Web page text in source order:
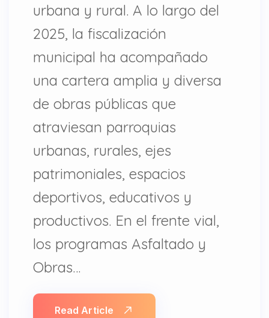
urbana y rural. A lo largo del
2025, la fiscalización
municipal ha acompañado
una cartera amplia y diversa
de obras públicas que
atraviesan parroquias
urbanas, rurales, ejes
patrimoniales, espacios
deportivos, educativos y
productivos. En el frente vial,
los programas Asfaltado y
Obras…
Read Article